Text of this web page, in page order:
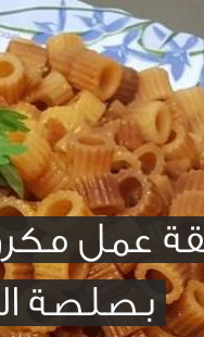
عمل
بصلصة